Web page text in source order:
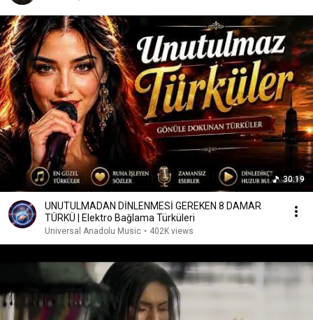
30:19
UNUTULMADAN DİNLENMESİ GEREKEN 8 DAMAR
TÜRKÜ | Elektro Bağlama Türküleri
Universal Anadolu Music • 402K views